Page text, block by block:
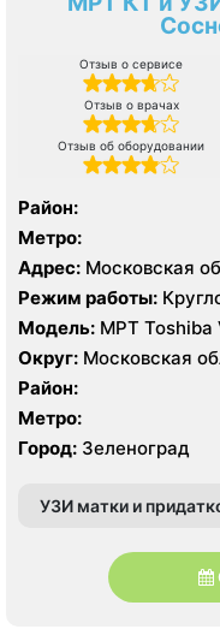
Отзыв о сервисе
Отзыв о врачах
Отзыв об оборудовании
Район:
Метро:
Адрес: Московская
аллея, 2А
Режим работы:
Модель: МРТ Toshiba
SOMATOM EMOTION
Округ: Московская
Район:
Метро:
Город: Зеленоград
УЗИ матки и